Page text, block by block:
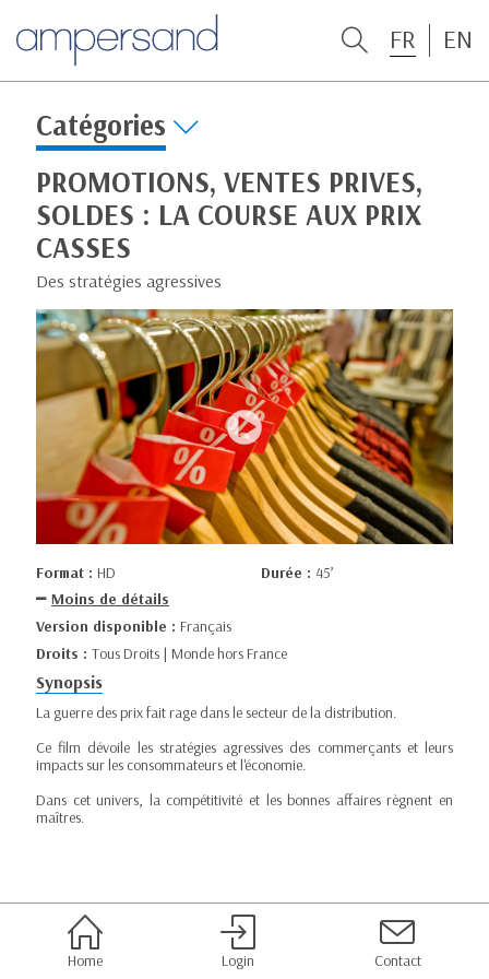
FR EN
Catégories
PROMOTIONS, VENTES PRIVES,
SOLDES : LA COURSE AUX PRIX
CASSES
Des stratégies agressives
Format : HD Durée : 45’
Moins de détails
Version disponible : Français
Droits : Tous Droits | Monde hors France
Synopsis
La guerre des prix fait rage dans le secteur de la distribution.
Ce film dévoile les stratégies agressives des commerçants et leurs
impacts sur les consommateurs et l'économie.
Dans cet univers, la compétitivité et les bonnes affaires règnent en
maîtres.
Home Login Contact